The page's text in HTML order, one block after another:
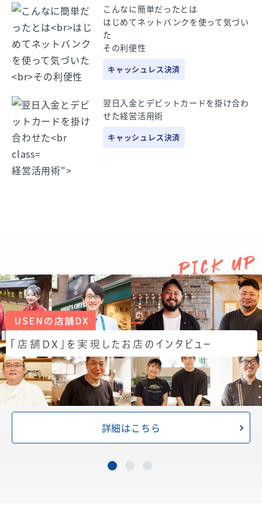
こんなに簡単だったとは
はじめてネットバンクを使って気づい
た
その利便性
キャッシュレス決済
経営活用術">
翌日入金とデビットカードを掛け合わ
せた経営活用術
キャッシュレス決済
詳細はこちら